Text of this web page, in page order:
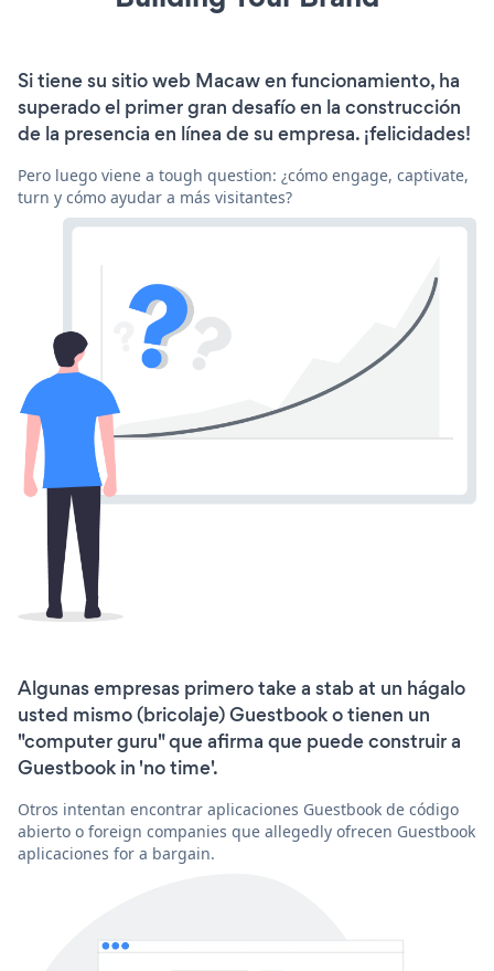
Si tiene su sitio web Macaw en funcionamiento, ha
superado el primer gran desafío en la construcción
de la presencia en línea de su empresa. ¡felicidades!
Pero luego viene a tough question: ¿cómo engage, captivate,
turn y cómo ayudar a más visitantes?
Algunas empresas primero take a stab at un hágalo
usted mismo (bricolaje) Guestbook o tienen un
"computer guru" que afirma que puede construir a
Guestbook in 'no time'.
Otros intentan encontrar aplicaciones Guestbook de código
abierto o foreign companies que allegedly ofrecen Guestbook
aplicaciones for a bargain.